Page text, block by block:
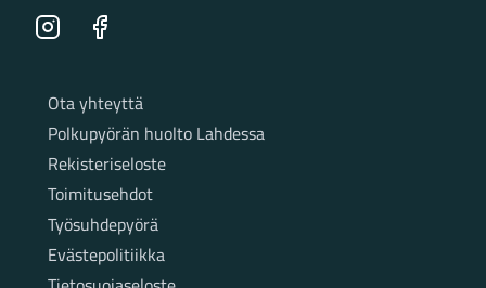
Instagram Facebook
SivutOta yhteyttä
Polkupyörän huolto Lahdessa
Rekisteriseloste
Toimitusehdot
Työsuhdepyörä
Evästepolitiikka